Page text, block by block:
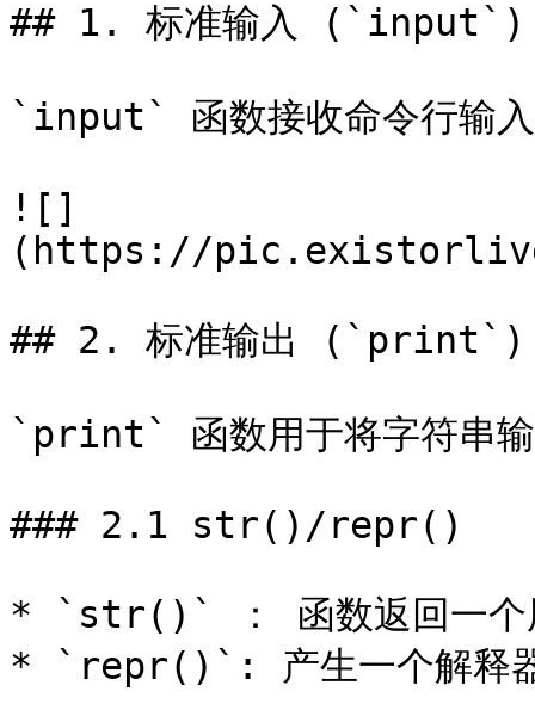
## 1. 标准输入 (`input`)
`input` 函数接收命令行输入
![]
(https://
## 2. 标准输出 (`print`)
`print` 函数用于将字符串输
### 2.1 str()/repr()
* `str()` ： 函数返回一个
* `repr()`: 产生一个解释器